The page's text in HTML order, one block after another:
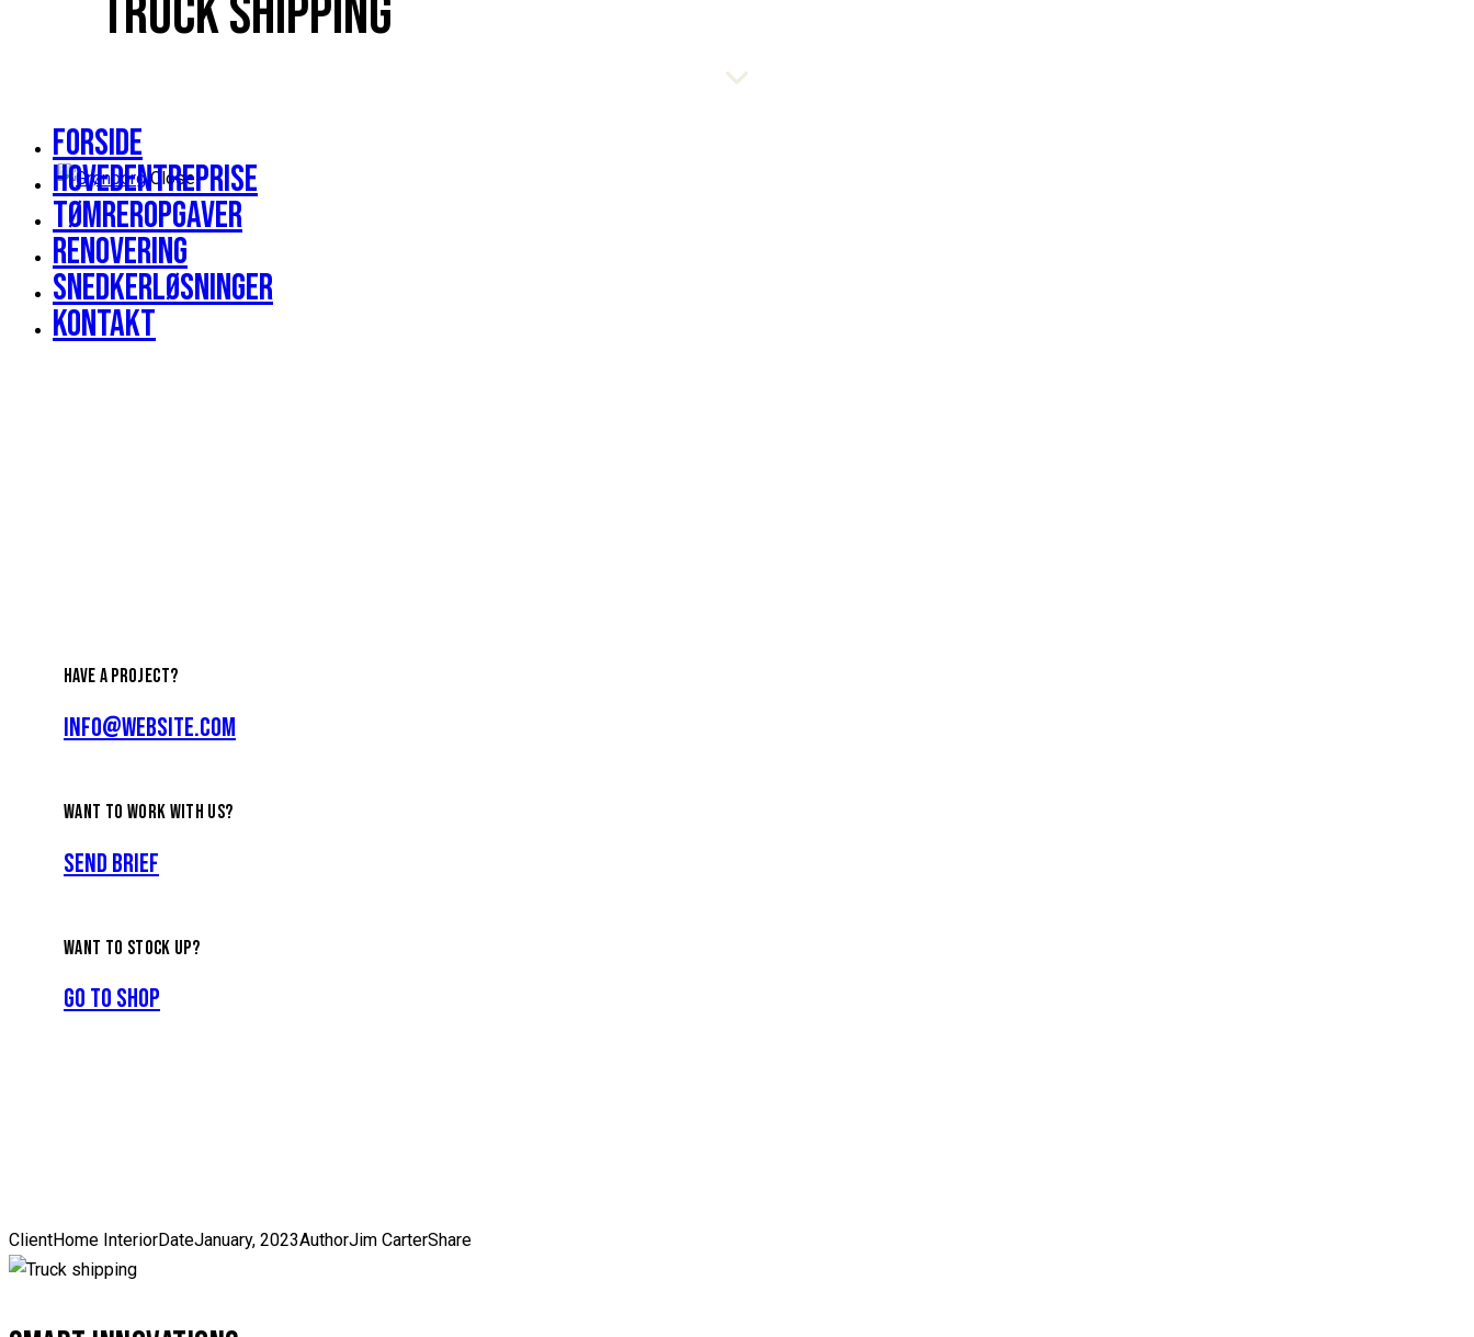
TRUCK SHIPPING
Close
Forside
Hovedentreprise
Tømreropgaver
Renovering
Snedkerløsninger
Kontakt
HAVE A PROJECT?
info@website.com
WANT TO WORK WITH US?
Send Brief
WANT TO STOCK UP?
Go to Shop
ClientHome InteriorDateJanuary, 2023AuthorJim CarterShare